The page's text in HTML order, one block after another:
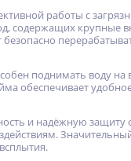
работы с
содержащих крупные
поднимать воду на
обеспечивает
и надёжную защиту
Значительный